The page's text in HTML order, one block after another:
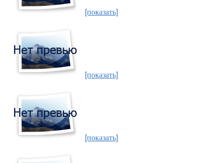
[показать]
[показать]
[показать]